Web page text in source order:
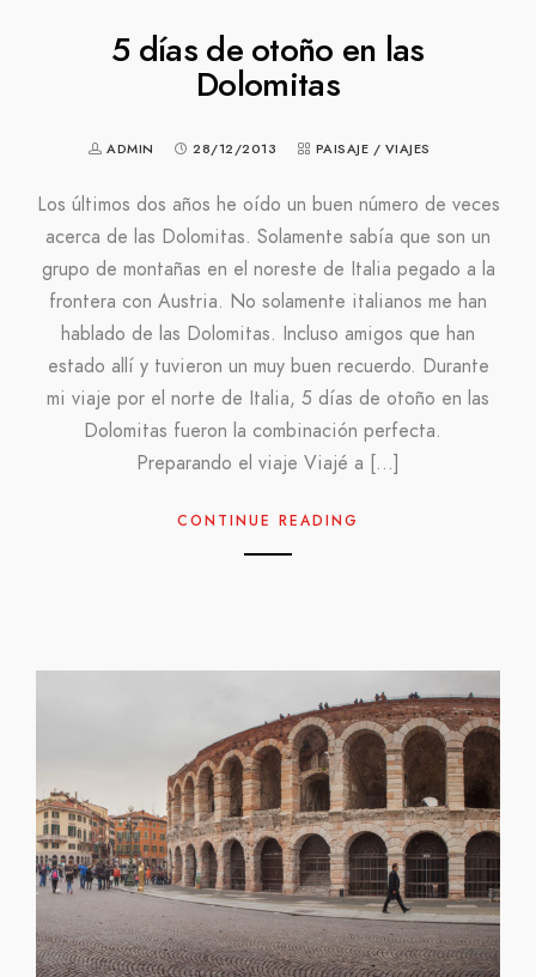
5 días de otoño en las
Dolomitas
ADMIN 28/12/2013 PAISAJE / VIAJES
Los últimos dos años he oído un buen número de veces
acerca de las Dolomitas. Solamente sabía que son un
grupo de montañas en el noreste de Italia pegado a la
frontera con Austria. No solamente italianos me han
hablado de las Dolomitas. Incluso amigos que han
estado allí y tuvieron un muy buen recuerdo. Durante
mi viaje por el norte de Italia, 5 días de otoño en las
Dolomitas fueron la combinación perfecta.
Preparando el viaje Viajé a […]
CONTINUE READING